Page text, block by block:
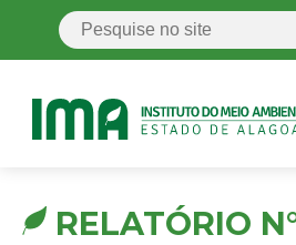
RELATÓRIO